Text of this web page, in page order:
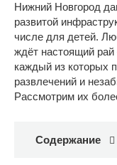
Нижний Новгород
развитой
числе для детей.
ждёт настоящий
каждый из которых
развлечений и
Рассмотрим их
Содержание